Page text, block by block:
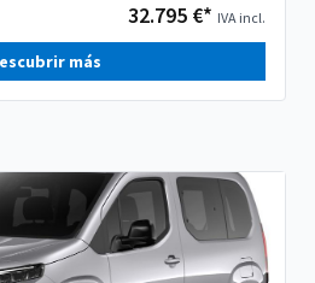
32.795 €* IVA incl.
más